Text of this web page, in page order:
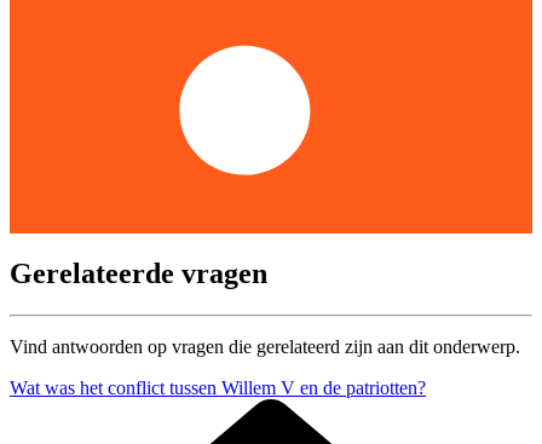
Gerelateerde vragen
Vind antwoorden op vragen die gerelateerd zijn aan dit onderwerp.
Wat was het conflict tussen Willem V en de patriotten?